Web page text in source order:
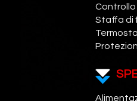
Staffa di